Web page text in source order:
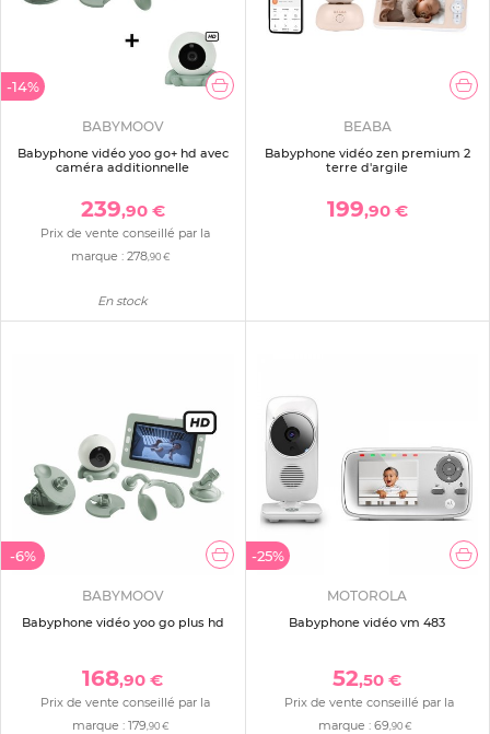
-14%
BABYMOOV
Babyphone vidéo yoo go+ hd avec
caméra additionnelle
239,90 €
Prix de vente conseillé par la
marque : 278,90 €
En stock
BEABA
Babyphone vidéo zen premium 2
terre d'argile
199,90 €
-6%
BABYMOOV
Babyphone vidéo yoo go plus hd
168,90 €
Prix de vente conseillé par la
marque : 179 ,90 €
-25%
MOTOROLA
Babyphone vidéo vm 483
52,50 €
Prix de vente conseillé par la
marque : 69 ,90 €